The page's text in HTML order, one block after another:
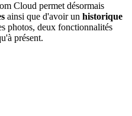
Cloud permet désormais
ainsi que d'avoir un historique
photos, deux fonctionnalités
présent.